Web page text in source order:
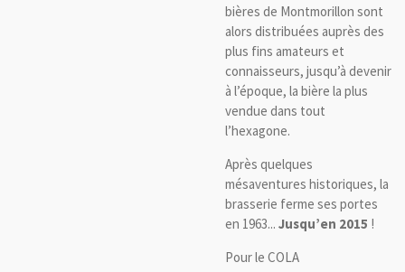
bières de Montmorillon sont
alors distribuées auprès des
plus fins amateurs et
connaisseurs, jusqu’à devenir
à l’époque, la bière la plus
vendue dans tout
l’hexagone.
Après quelques
mésaventures historiques, la
brasserie ferme ses portes
en 1963... Jusqu’en 2015 !
Pour le COLA